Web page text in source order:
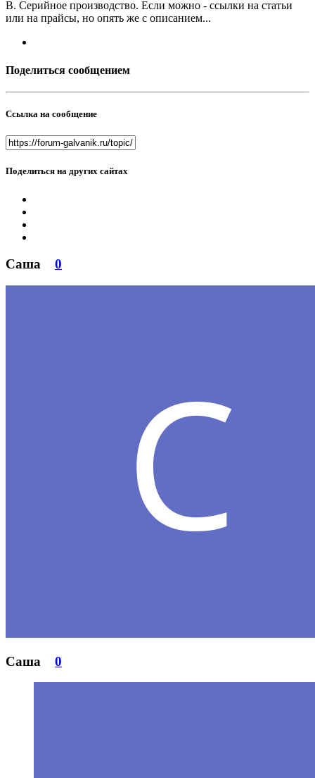
В. Серийное производство. Если можно - ссылки на статьи
или на прайсы, но опять же с описанием...
Поделиться сообщением
Ссылка на сообщение
Поделиться на других сайтах
Саша 0
Саша 0